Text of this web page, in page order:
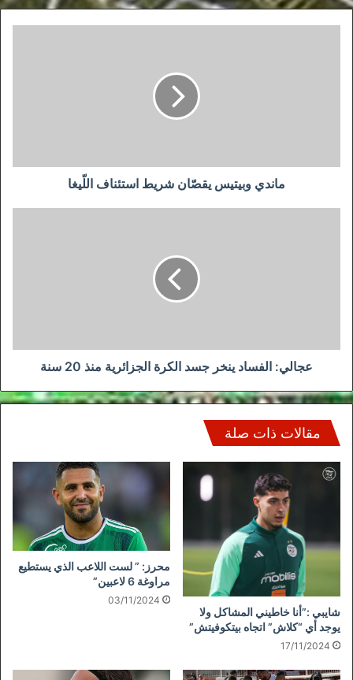
ماندي وبيتيس يقصّان شريط استئناف اللّيغا
سنة
عجالي: الفساد ينخر جسد الكرة الجزائرية منذ 20 سنة
مقالات ذات صلة
شايبي :”أنا خاطيني المشاكل ولا
يوجد أي “كلاش” اتجاه بيتكوفيتش”
17/11/2024
محرز: ” لست اللاعب الذي يستطيع
مراوغة 6 لاعبين”
03/11/2024